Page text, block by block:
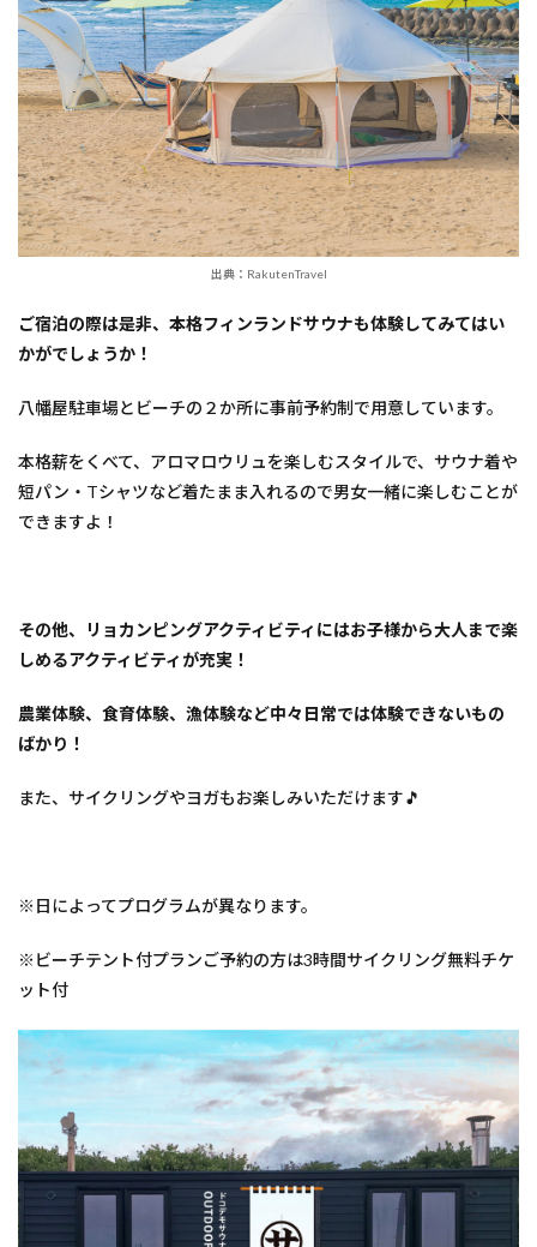
出典：RakutenTravel
ご宿泊の際は是非、本格フィンランドサウナも体験してみてはい
かがでしょうか！
八幡屋駐車場とビーチの２か所に事前予約制で用意しています。
本格薪をくべて、アロマロウリュを楽しむスタイルで、サウナ着や
短パン・Tシャツなど着たまま入れるので男女一緒に楽しむことが
できますよ！
その他、リョカンピングアクティビティにはお子様から大人まで楽
しめるアクティビティが充実！
農業体験、食育体験、漁体験など中々日常では体験できないもの
ばかり！
また、サイクリングやヨガもお楽しみいただけます🎵
※日によってプログラムが異なります。
※ビーチテント付プランご予約の方は3時間サイクリング無料チケ
ット付